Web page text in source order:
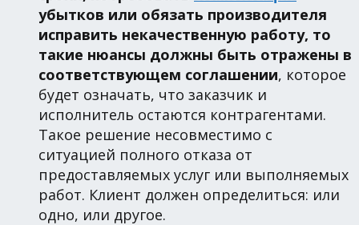
убытков или обязать производителя
исправить некачественную работу, то
такие нюансы должны быть отражены в
соответствующем соглашении, которое
будет означать, что заказчик и
исполнитель остаются контрагентами.
Такое решение несовместимо с
ситуацией полного отказа от
предоставляемых услуг или выполняемых
работ. Клиент должен определиться: или
одно, или другое.